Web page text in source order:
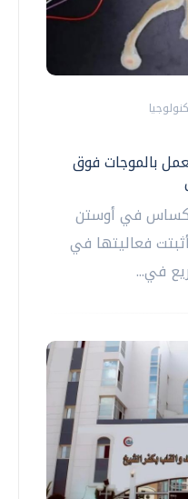
بالموجات فوق
تكساس في أوستن
أثبتت فعاليتها في
في...